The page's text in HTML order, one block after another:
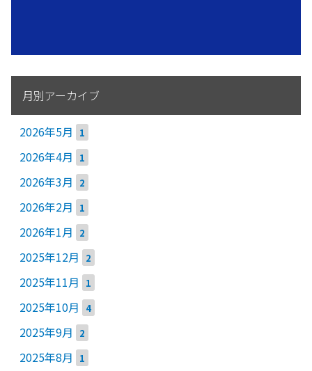
月別アーカイブ
2026年5月 1
2026年4月 1
2026年3月 2
2026年2月 1
2026年1月 2
2025年12月 2
2025年11月 1
2025年10月 4
2025年9月 2
2025年8月 1